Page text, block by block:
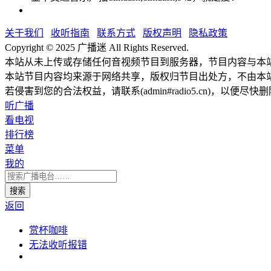
关于我们 收听指南 联系方式 版权声明
隐私政策
Copyright © 2025 广播迷 All Rights Reserved.
本站从未上传或存储任何音视频节目到服务器，节目内容与本
本站节目内容均来源于网络共享，版权归节目出处方，不由本
若侵害到您的合法权益，请联系(admin#radio5.cn)，以便尽快删
听广播
看电视
排行榜
菜单
我的
返回
赏杯咖啡
无法收听报错